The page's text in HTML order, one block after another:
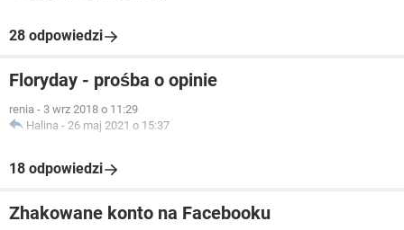
28 odpowiedzi
Floryday - prośba o opinie
renia - 3 wrz 2018 o 11:29
Halina - 26 maj 2021 o 15:37
18 odpowiedzi
Zhakowane konto na Facebooku